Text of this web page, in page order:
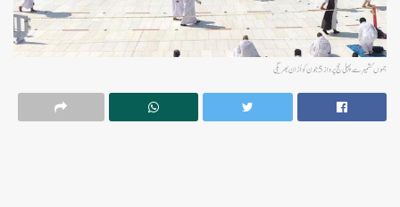
جموں کشمیر سے پہلی حج پرواز 5جون کو اُڑان بھریگی